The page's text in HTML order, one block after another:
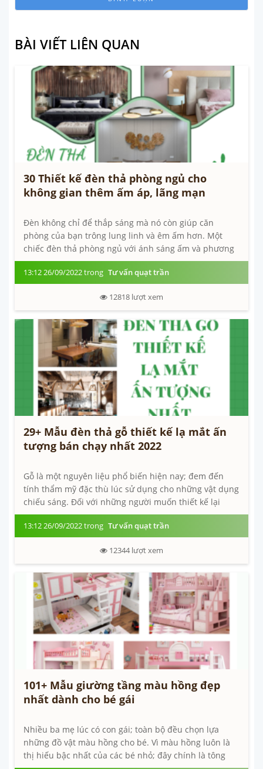
BÀI VIẾT LIÊN QUAN
30 Thiết kế đèn thả phòng ngủ cho
không gian thêm ấm áp, lãng mạn
Đèn không chỉ để thắp sáng mà nó còn giúp căn
phòng của bạn trông lung linh và êm ấm hơn. Một
chiếc đèn thả phòng ngủ với ánh sáng ấm và phương
pháp sắp đặt thích hợp sẽ khiến...
13:12 26/09/2022 trong Tư vấn quạt trần
12818 lượt xem
29+ Mẫu đèn thả gỗ thiết kế lạ mắt ấn
tượng bán chạy nhất 2022
Gỗ là một nguyên liệu phổ biến hiện nay; đem đến
tính thẩm mỹ đặc thù lúc sử dụng cho những vật dụng
chiếu sáng. Đối với những người muốn thiết kế lại
không gian của ngôi nhà tiên tiến;...
13:12 26/09/2022 trong Tư vấn quạt trần
12344lượt xem
101+ Mẫu giường tầng màu hồng đẹp
nhất dành cho bé gái
Nhiều ba mẹ lúc có con gái; toàn bộ đều chọn lựa
những đồ vật màu hồng cho bé. Vì màu hồng luôn là
thị hiếu bậc nhất của các bé nhỏ; đây chính là tông